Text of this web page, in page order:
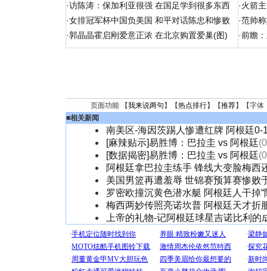
·访陈涛：保加利亚很强 在国足学到很多东西
·女排冠军杯中国负美国 和平对话陈忠和惨败
·郭晶晶霍启刚爱意正浓 在北京购置爱巢(图)
·火箭
·范帅
·前瞻
页面功能 【我来说两句 】【热点排行】【推荐】【字体
■相关新闻
南美区-海因茨踢人惨遭红牌 阿根廷0-
[麻辣贴示]易胜博：巴拉圭 vs 阿根廷
[数据揭密]易胜博：巴拉圭 vs 阿根廷
阿根廷拿巴拉圭练手 锋线大变脸梅西
美国男篮再遭羞辱 世锦赛预算赛惨败
罗密欧撞沉黄色潜水艇 阿根廷人干掉“
梅西两妙传照亮诺坎普 阿根廷天才折
上帝的礼物-记阿根廷球星吉诺比利的